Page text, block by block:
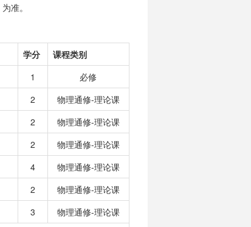
为准。
学分
课程类别
1
必修
2
物理通修-理论课
2
物理通修-理论课
2
物理通修-理论课
4
物理通修-理论课
2
物理通修-理论课
3 物理通修-理论课